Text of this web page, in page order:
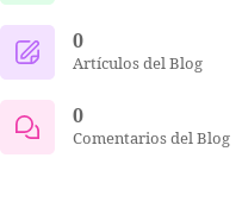
0
Artículos del Blog
0
Comentarios del Blog